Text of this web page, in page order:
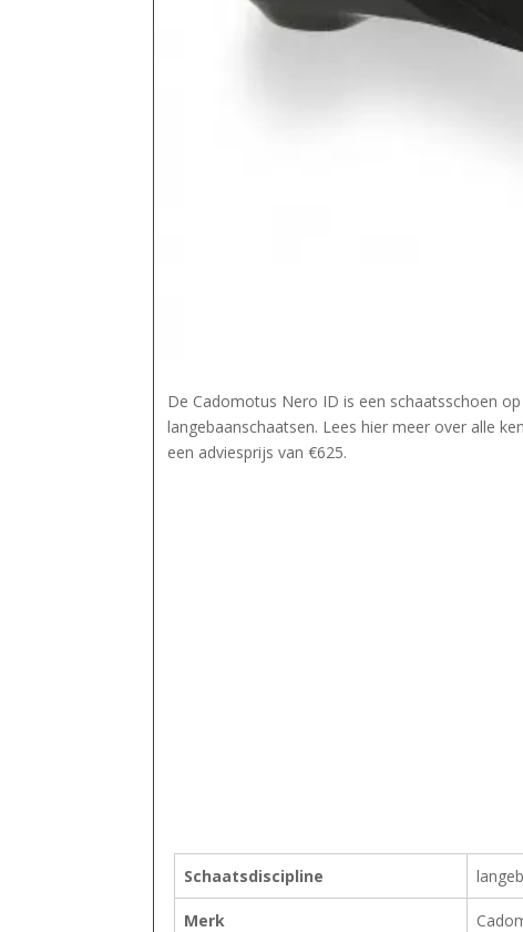
De Cadomotus Nero ID is een schaatsschoen
langebaanschaatsen. Lees hier meer over alle
een adviesprijs van €625.
Schaatsdiscipline
Merk